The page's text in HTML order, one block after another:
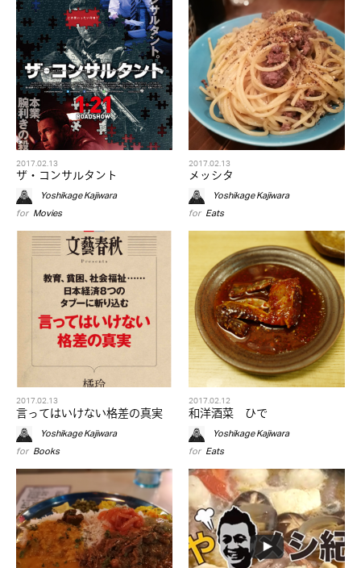
2017.02.13
ザ・コンサルタント
Yoshikage Kajiwara
for Movies
2017.02.13
メッシタ
Yoshikage Kajiwara
for Eats
2017.02.13
言ってはいけない格差の真実
Yoshikage Kajiwara
for Books
2017.02.12
和洋酒菜 ひで
Yoshikage Kajiwara
for Eats